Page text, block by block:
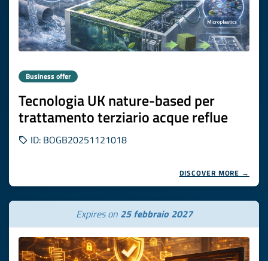
Business offer
Tecnologia UK nature-based per
trattamento terziario acque reflue
ID: BOGB20251121018
DISCOVER MORE →
Expires on 25 febbraio 2027